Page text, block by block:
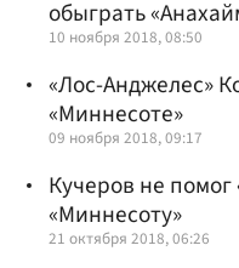
обыграть
10 ноября 2018, 08:50
«Лос-Анджелес»
«Миннесоте»
09 ноября 2018, 09:17
Кучеров не
«Миннесоту»
21 октября 2018, 06:26